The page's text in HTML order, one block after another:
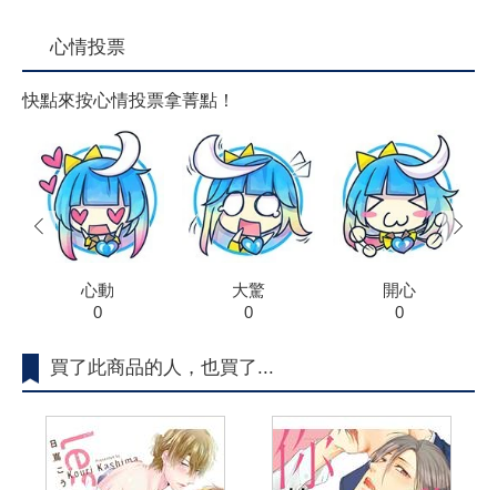
心情投票
快點來按心情投票拿菁點！
心動
0
大驚
0
開心
0
prev next
買了此商品的人，也買了...